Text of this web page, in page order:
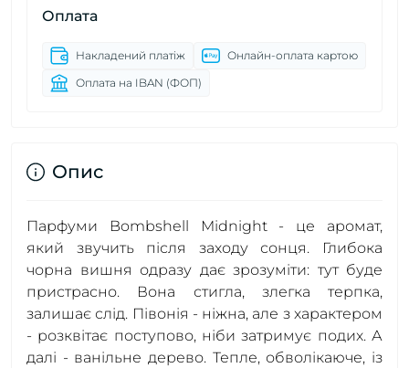
Оплата
Накладений платіж
Онлайн-оплата картою
Оплата на IBAN (ФОП)
Опис
Парфуми Bombshell Midnight - це аромат,
який звучить після заходу сонця. Глибока
чорна вишня одразу дає зрозуміти: тут буде
пристрасно. Вона стигла, злегка терпка,
залишає слід. Півонія - ніжна, але з характером
- розквітає поступово, ніби затримує подих. А
далі - ванільне дерево. Тепле, обволікаюче, із